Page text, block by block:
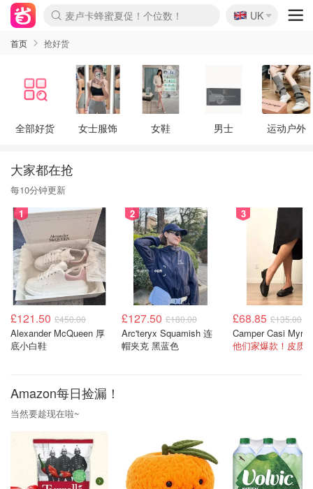
麦卢卡蜂蜜夏促！个位数！
Prada/Miu 4.8折！
啥？必胜客披萨5折！
🇬🇧
UK
首页 抢好货
全部好货 女士服饰 女鞋 男士 运动户外
大家都在抢
每10分钟更新
1
£121.50 £450.00
Alexander McQueen 厚
底小白鞋
2
£127.50 £180.00
Arc'teryx Squamish 连
帽夹克 黑蓝色
3
£68.85 £135.00
他们家爆款！皮质
Amazon每日捡漏！
当然要趁现在啦~